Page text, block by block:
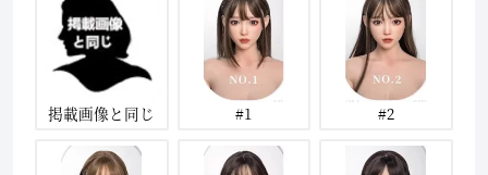
掲載画像と同じ #1 #2